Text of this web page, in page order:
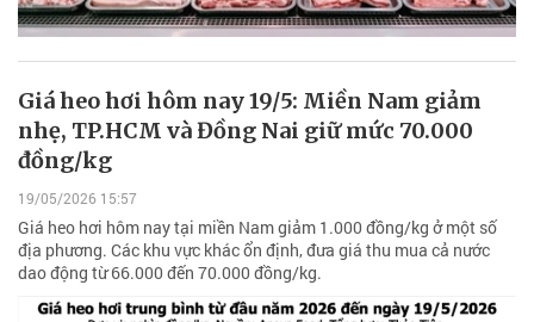
Giá heo hơi hôm nay 19/5: Miền Nam giảm
nhẹ, TP.HCM và Đồng Nai giữ mức 70.000
đồng/kg
19/05/2026 15:57
Giá heo hơi hôm nay tại miền Nam giảm 1.000 đồng/kg ở một số
địa phương. Các khu vực khác ổn định, đưa giá thu mua cả nước
dao động từ 66.000 đến 70.000 đồng/kg.